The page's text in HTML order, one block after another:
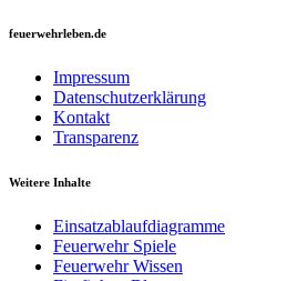
feuerwehrleben.de
Impressum
Datenschutzerklärung
Kontakt
Transparenz
Weitere Inhalte
Einsatzablaufdiagramme
Feuerwehr Spiele
Feuerwehr Wissen